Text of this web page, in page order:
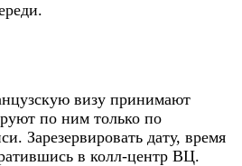
визу принимают
по ним только по
Зарезервировать дату, время
в колл-центр ВЦ.